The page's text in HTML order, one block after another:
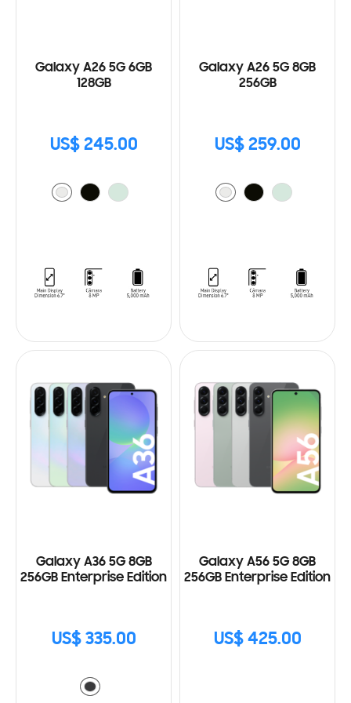
Galaxy A26 5G 6GB
128GB
US$ 245.00
Galaxy A26 5G 8GB
256GB
US$ 259.00
Galaxy A36 5G 8GB
256GB Enterprise Edition
US$ 335.00
Galaxy A56 5G 8GB
256GB Enterprise Edition
US$ 425.00